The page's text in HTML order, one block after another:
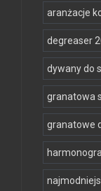
aranżacje
degreaser
dywany do
granatowa
granatowe